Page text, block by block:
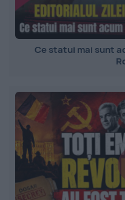
Ce statui mai sunt